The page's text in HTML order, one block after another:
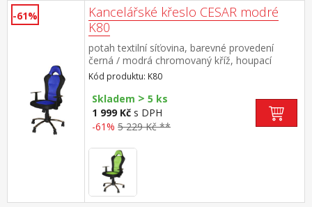
-61%
Kancelářské křeslo CESAR modré
K80
potah textilní síťovina, barevné provedení
černá / modrá chromovaný kříž, houpací
mechanismus výškově nastavitelné, výška
sedu 45-55 cm, výška opěradla 73 cm
doporučená nosnost do 120 kg
Kód produktu: K80
Skladem > 5 ks
1 999 Kč s DPH
-61% 5 229 Kč **